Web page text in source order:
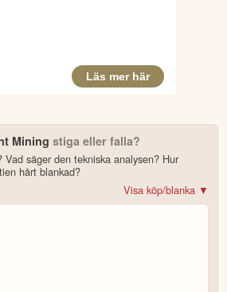
Mining stiga eller falla?
Vad säger den tekniska analysen? Hur
hårt blankad?
USD i tillgångar när du öppnar konto –se
Visa köp/blanka ▼